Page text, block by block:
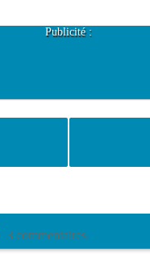
Publicité :
3 commentaires